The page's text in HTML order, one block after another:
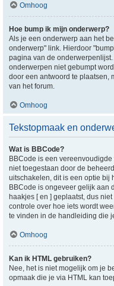
Omhoog
Hoe bump ik mijn onderwerp?
Als je een onderwerp aan het
onderwerp" link. Hierdoor
pagina van de
onderwerpen niet gebumpt
door een antwoord te plaatsen,
van het forum.
Omhoog
Tekstopmaak en
Wat is BBCode?
BBCode is een
niet toegestaan door de
uitschakelen, dit is een optie bij
BBCode is ongeveer gelijk aan
haakjes [ en ] geplaatst, dus
controle over hoe iets wordt
te vinden in de handleiding die
Omhoog
Kan ik HTML gebruiken?
Nee, het is niet mogelijk om je
opmaak die je via HTML kan